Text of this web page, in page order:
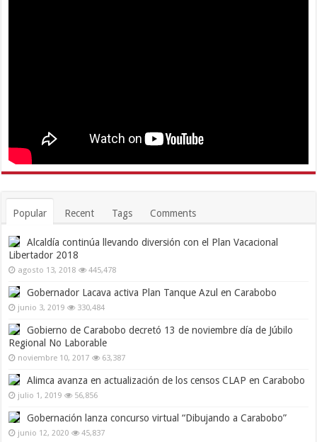
Popular Recent Tags Comments
Alcaldía continúa llevando diversión con el Plan Vacacional
Libertador 2018
agosto 13, 2018 445,478
Gobernador Lacava activa Plan Tanque Azul en Carabobo
junio 3, 2019 330,484
Gobierno de Carabobo decretó 13 de noviembre día de Júbilo
Regional No Laborable
noviembre 10, 2017 63,387
Alimca avanza en actualización de los censos CLAP en Carabobo
julio 1, 2019 56,856
Gobernación lanza concurso virtual “Dibujando a Carabobo”
junio 12, 2020 45,837